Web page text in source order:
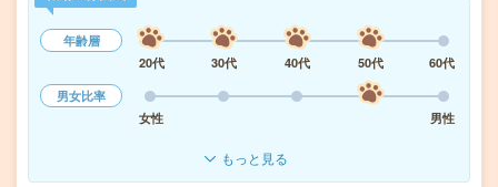
年齢層
20代
30代 40代 50代
60代
男女比率
女性
男性
もっと見る